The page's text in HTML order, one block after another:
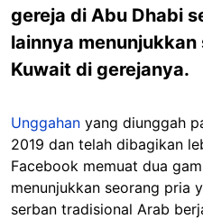
gereja di Abu Dhabi
lainnya
Kuwait di gerejanya.
Unggahan yang diunggah
2019 dan telah dibagikan
Facebook memuat dua
menunjukkan seorang pria
serban tradisional Arab